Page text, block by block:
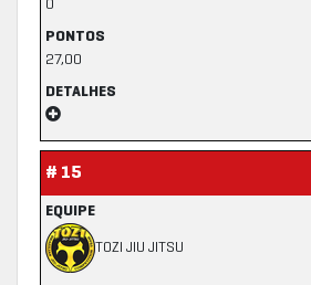
0
PONTOS
27,00
DETALHES
# 15
EQUIPE
TOZI JIU JITSU